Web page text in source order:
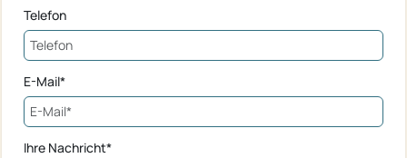
Telefon
E-Mail*
Ihre Nachricht*